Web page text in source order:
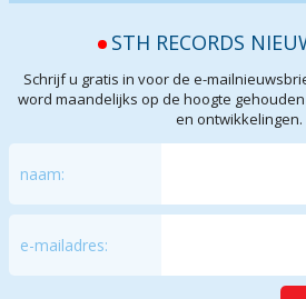
STH RECORDS
Schrijf u gratis in voor de e-
word maandelijks op de hoogte
en ontwikkelingen.
naam:
e-mailadres: